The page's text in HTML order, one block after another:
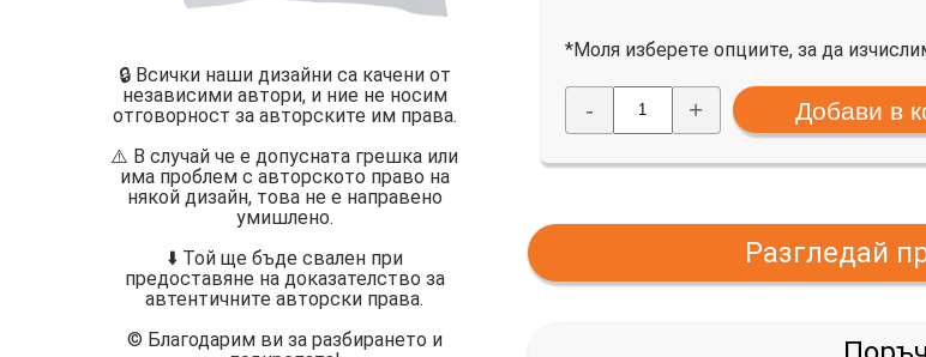
🔒 Всички наши дизайни са качени от
независими автори, и ние не носим
отговорност за авторските им права.
⚠️ В случай че е допусната грешка или
има проблем с авторското право на
някой дизайн, това не е направено
умишлено.
⬇️ Той ще бъде свален при
предоставяне на доказателство за
автентичните авторски права.
©️ Благодарим ви за разбирането и
*Моля изберете опциите, за да
- +
Разгледай